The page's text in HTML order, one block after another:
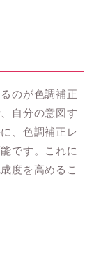
のが色調補正
自分の意図す
、色調補正レ
です。これに
度を高めるこ